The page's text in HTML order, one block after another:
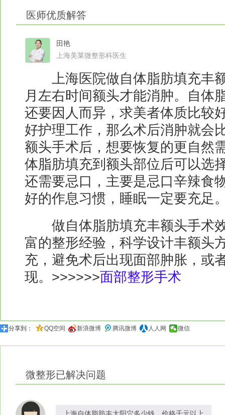
医师优质解答
田艳
上海美莱微整形科医生
上海医院做自体脂肪填充丰
月左右时间额头才能消肿。自体
还要因人而异，求美者体质比较
好护理工作，那么术后消肿就会
额头手术后，想要恢复的更自然
体脂肪填充到额头部位后可以选
还需要忌口，主要是忌口辛辣食
好的作息习惯，睡眠一定要充足
做自体脂肪填充丰额头手术
富的整形经验，科学设计丰额头
充，避免术后出现面部肿胀，或
现。>>>>>>面部整形手术
分享到： QQ空间 新浪微博 腾讯微博 人人网 微信
微整形已解决问题